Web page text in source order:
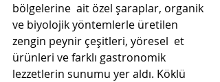
bölgelerine  ait özel şaraplar, organik
ve biyolojik yöntemlerle üretilen
zengin peynir çeşitleri, yöresel  et
ürünleri ve farklı gastronomik
lezzetlerin sunumu yer aldı. Köklü